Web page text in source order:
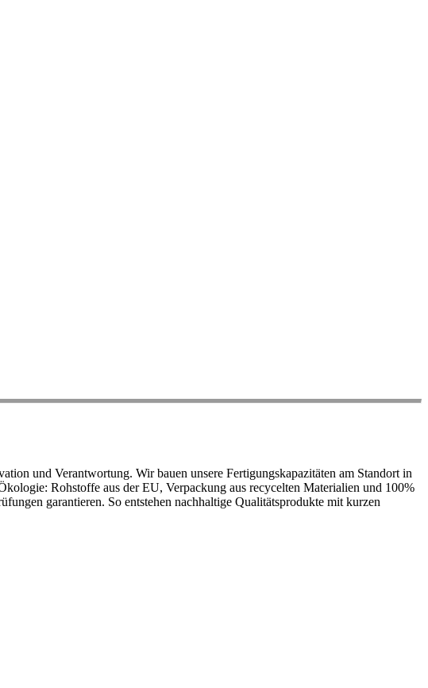
und Verantwortung. Wir bauen unsere Fertigungskapazitäten am Standort in
Rohstoffe aus der EU, Verpackung aus recycelten Materialien und 100%
garantieren. So entstehen nachhaltige Qualitätsprodukte mit kurzen